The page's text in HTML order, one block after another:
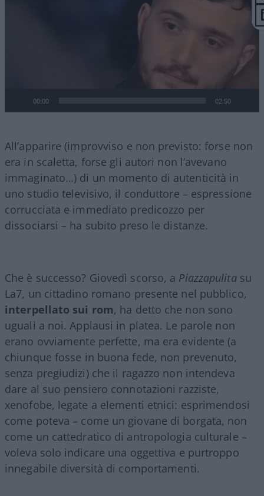
00:00 02:50
All’apparire (improvviso e non previsto: forse non
era in scaletta, forse gli autori non l’avevano
immaginato…) di un momento di autenticità in
uno studio televisivo, il conduttore – espressione
corrucciata e immediato predicozzo per
dissociarsi – ha subito preso le distanze.
Che è successo? Giovedì scorso, a Piazzapulitasu
La7, un cittadino romano presente nel pubblico,
interpellato sui rom, ha detto che non sono
uguali a noi. Applausi in platea. Le parole non
erano ovviamente perfette, ma era evidente (a
chiunque fosse in buona fede, non prevenuto,
senza pregiudizi) che il ragazzo non intendeva
dare al suo pensiero connotazioni razziste,
xenofobe, legate a elementi etnici: esprimendosi
come poteva – come un giovane di borgata, non
come un cattedratico di antropologia culturale –
voleva solo indicare una oggettiva e purtroppo
innegabile diversità di comportamenti.